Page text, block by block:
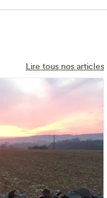
Lire tous nos articles